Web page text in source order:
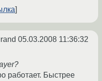
05.03.2008 11:36:32
работает. Быстрее